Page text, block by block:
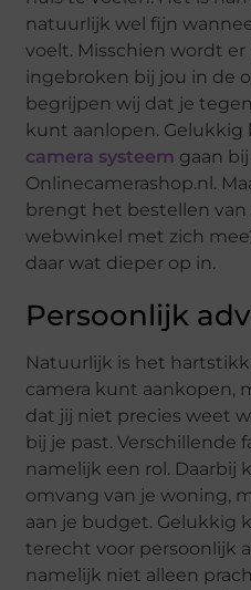
natuurlijk wel fijn
voelt. Misschien wordt
ingebroken bij jou in de
begrijpen wij dat je
kunt aanlopen. Gelukkig
camera systeem gaan
Onlinecamerashop.nl.
brengt het bestellen van
webwinkel met zich
daar wat dieper op in.
Persoonlijk
Natuurlijk is het
camera kunt aankopen,
dat jij niet precies weet
bij je past. Verschillende
namelijk een rol. Daarbij
omvang van je woning,
aan je budget. Gelukkig
terecht voor persoonlijk
namelijk niet alleen